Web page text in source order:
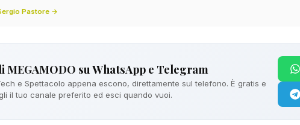
Pastore →
MEGAMODO su WhatsApp e Telegram
e Spettacolo appena escono, direttamente sul telefono. È gratis e
il tuo canale preferito ed esci quando vuoi.